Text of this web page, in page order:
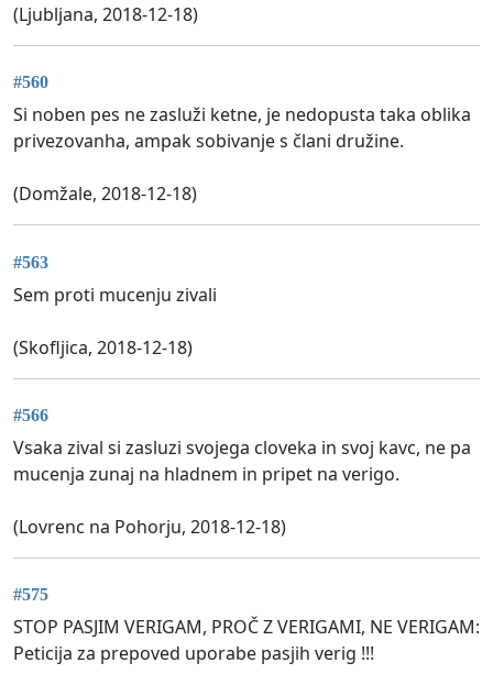
(Ljubljana, 2018-12-18)
#560
Si noben pes ne zasluži ketne, je nedopusta taka oblika
privezovanha, ampak sobivanje s člani družine.
(Domžale, 2018-12-18)
#563
Sem proti mucenju zivali
(Skofljica, 2018-12-18)
#566
Vsaka zival si zasluzi svojega cloveka in svoj kavc, ne pa
mucenja zunaj na hladnem in pripet na verigo.
(Lovrenc na Pohorju, 2018-12-18)
#575
STOP PASJIM VERIGAM, PROČ Z VERIGAMI, NE VERIGAM:
Peticija za prepoved uporabe pasjih verig !!!